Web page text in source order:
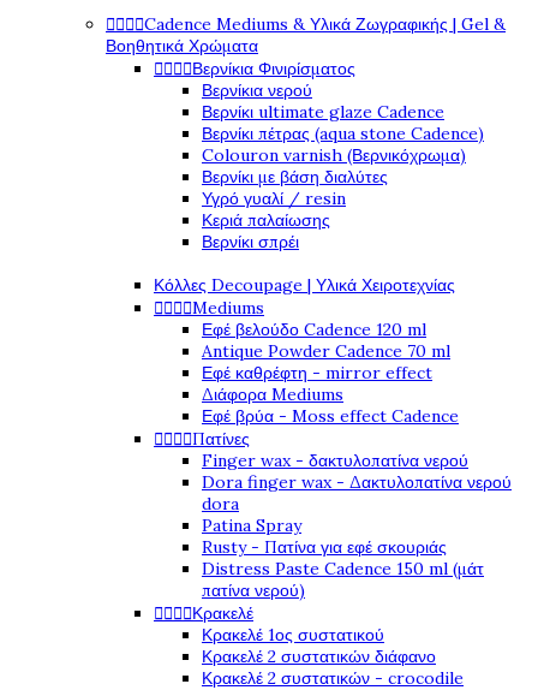
Cadence Mediums & Υλικά Ζωγραφικής | Gel &
Βοηθητικά Χρώματα
Βερνίκια Φινιρίσματος
Βερνίκια νερού
Βερνίκι ultimate glaze Cadence
Βερνίκι πέτρας (aqua stone Cadence)
Colouron varnish (Βερνικόχρωμα)
Βερνίκι με βάση διαλύτες
Υγρό γυαλί / resin
Κεριά παλαίωσης
Βερνίκι σπρέι
Κόλλες Decoupage | Υλικά Χειροτεχνίας
Mediums
Εφέ βελούδο Cadence 120 ml
Antique Powder Cadence 70 ml
Εφέ καθρέφτη - mirror effect
Διάφορα Mediums
Εφέ βρύα - Moss effect Cadence
Πατίνες
Finger wax - δακτυλοπατίνα νερού
Dora finger wax - Δακτυλοπατίνα νερού
dora
Patina Spray
Rusty - Πατίνα για εφέ σκουριάς
Distress Paste Cadence 150 ml (μάτ
πατίνα νερού)
Κρακελέ
Κρακελέ 1ος συστατικού
Κρακελέ 2 συστατικών διάφανο
Κρακελέ 2 συστατικών - crocodile